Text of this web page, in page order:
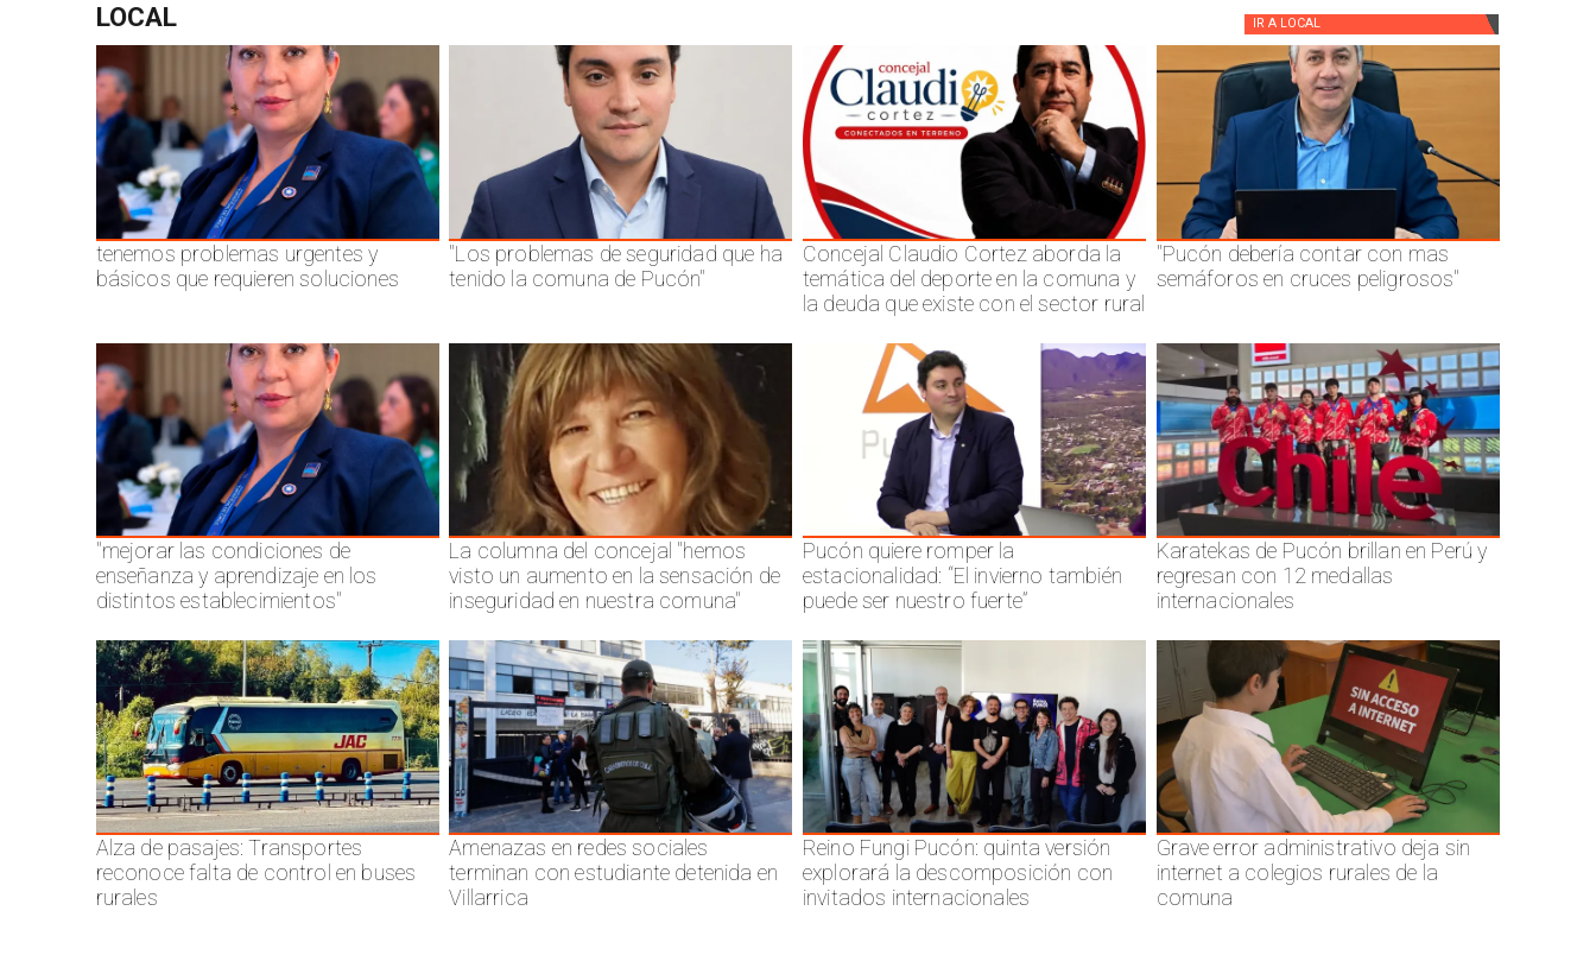
LOCAL IR A LOCAL
tenemos problemas urgentes y
básicos que requieren soluciones
"Los problemas de seguridad que ha
tenido la comuna de Pucón"
Concejal Claudio Cortez aborda la
temática del deporte en la comuna y
la deuda que existe con el sector rural
"Pucón debería contar con mas
semáforos en cruces peligrosos"
"mejorar las condiciones de
enseñanza y aprendizaje en los
distintos establecimientos"
La columna del concejal "hemos
visto un aumento en la sensación de
inseguridad en nuestra comuna"
Pucón quiere romper la
estacionalidad: “El invierno también
puede ser nuestro fuerte”
Karatekas de Pucón brillan en Perú y
regresan con 12 medallas
internacionales
Alza de pasajes: Transportes
reconoce falta de control en buses
rurales
Amenazas en redes sociales
terminan con estudiante detenida en
Villarrica
Reino Fungi Pucón: quinta versión
explorará la descomposición con
invitados internacionales
Grave error administrativo deja sin
internet a colegios rurales de la
comuna